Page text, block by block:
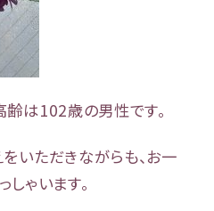
は102歳の男性です。
いただきながらも、お一
ゃいます。